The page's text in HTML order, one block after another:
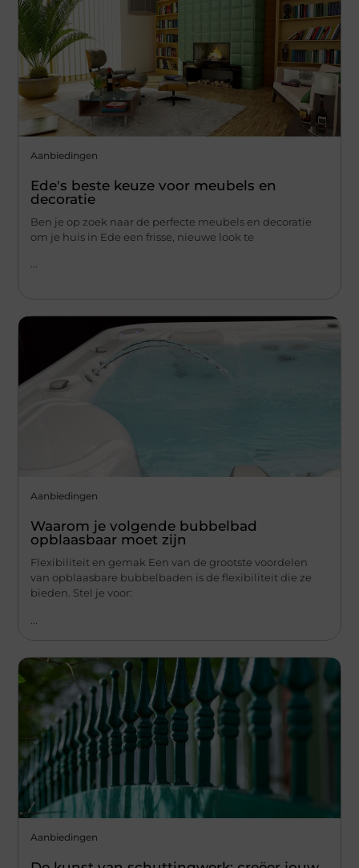
Aanbiedingen
Ede's beste keuze voor meubels en
decoratie
Ben je op zoek naar de perfecte meubels en decoratie
om je huis in Ede een frisse, nieuwe look te
...
Aanbiedingen
Waarom je volgende bubbelbad
opblaasbaar moet zijn
Flexibiliteit en gemak Een van de grootste voordelen
van opblaasbare bubbelbaden is de flexibiliteit die ze
bieden. Stel je voor:
Aanbiedingen